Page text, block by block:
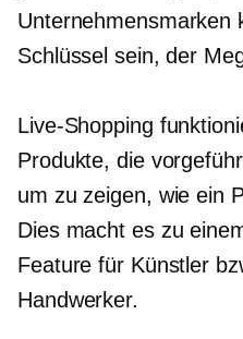
Unternehmensmarken
Schlüssel sein, der
Live-Shopping
Produkte, die
um zu zeigen, wie ein
Dies macht es zu
Feature für Künstler
Handwerker.